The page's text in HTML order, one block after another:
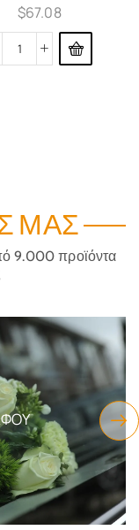
$67.08
ΜΑΣ
9.000 προϊόντα